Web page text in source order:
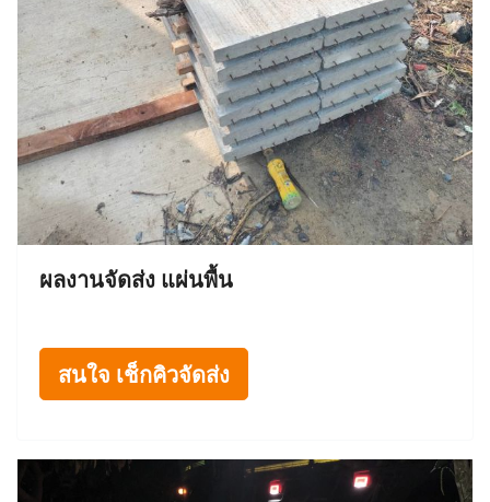
ผลงานจัดส่ง แผ่นพื้น
สนใจ เช็กคิวจัดส่ง